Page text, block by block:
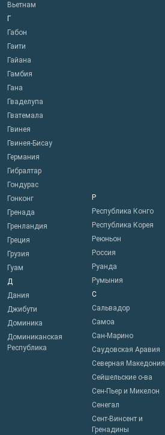
Вьетнам
Г
Габон
Гаити
Гайана
Гамбия
Гана
Гваделупа
Гватемала
Гвинея
Гвинея-Бисау
Германия
Гибралтар
Гондурас
Гонконг
Гренада
Гренландия
Греция
Грузия
Гуам
Д
Дания
Джибути
Доминика
Доминиканская
Республика
Р
Республика Конго
Республика Корея
Реюньон
Россия
Руанда
Румыния
С
Сальвадор
Самоа
Сан-Марино
Саудовская Аравия
Северная Македония
Сейшельские о-ва
Сен-Пьер и Микелон
Сенегал
Сент-Винсент и
Гренадины